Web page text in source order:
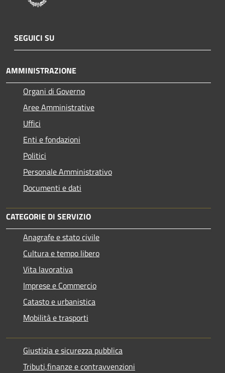
SEGUICI SU
AMMINISTRAZIONE
Organi di Governo
Aree Amministrative
Uffici
Enti e fondazioni
Politici
Personale Amministrativo
Documenti e dati
CATEGORIE DI SERVIZIO
Anagrafe e stato civile
Cultura e tempo libero
Vita lavorativa
Imprese e Commercio
Catasto e urbanistica
Mobilità e trasporti
Giustizia e sicurezza pubblica
Tributi,finanze e contravvenzioni